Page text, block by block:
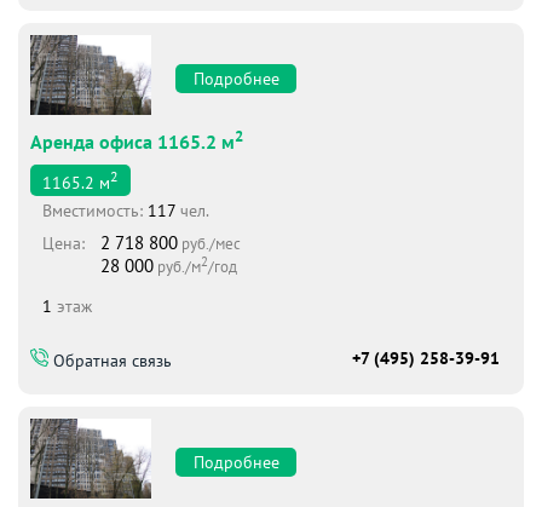
Подробнее
Аренда офиса 1165.2 м2
1165.2 м2
Вместимоcть: 117 чел.
Цена:
2 718 800 руб./мес
28 000 руб./м2/год
1 этаж
Обратная связь +7 (495) 258-39-91
Подробнее